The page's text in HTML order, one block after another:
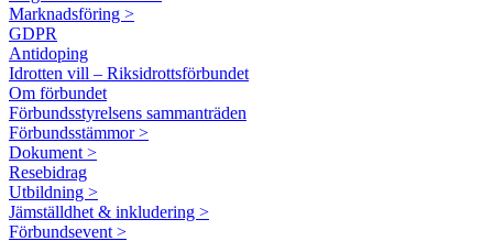
Marknadsföring >
GDPR
Antidoping
Idrotten vill – Riksidrottsförbundet
Om förbundet
Förbundsstyrelsens sammanträden
Förbundsstämmor >
Dokument >
Resebidrag
Utbildning >
Jämställdhet & inkludering >
Förbundsevent >